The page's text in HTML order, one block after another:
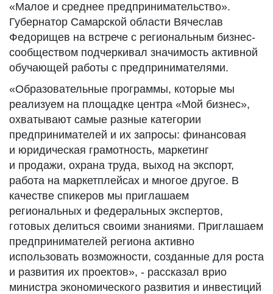
«Малое и среднее предпринимательство».
Губернатор Самарской области Вячеслав
Федорищев на встрече с региональным бизнес-
сообществом подчеркивал значимость активной
обучающей работы с предпринимателями.
«Образовательные программы, которые мы
реализуем на площадке центра «Мой бизнес»,
охватывают самые разные категории
предпринимателей и их запросы: финансовая
и юридическая грамотность, маркетинг
и продажи, охрана труда, выход на экспорт,
работа на маркетплейсах и многое другое. В
качестве спикеров мы приглашаем
региональных и федеральных экспертов,
готовых делиться своими знаниями. Приглашаем
предпринимателей региона активно
использовать возможности, созданные для роста
и развития их проектов», - рассказал врио
министра экономического развития и инвестиций